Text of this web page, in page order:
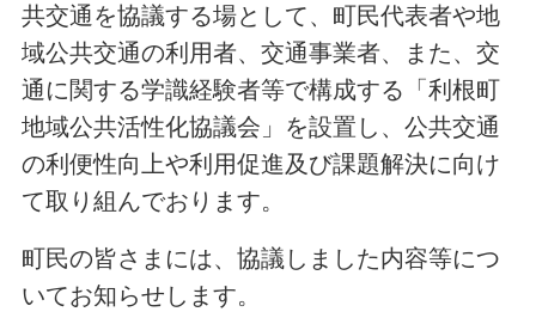
共交通を協議する場として、町民代表者や地
域公共交通の利用者、交通事業者、また、交
通に関する学識経験者等で構成する「利根町
地域公共活性化協議会」を設置し、公共交通
の利便性向上や利用促進及び課題解決に向け
て取り組んでおります。
町民の皆さまには、協議しました内容等につ
いてお知らせします。